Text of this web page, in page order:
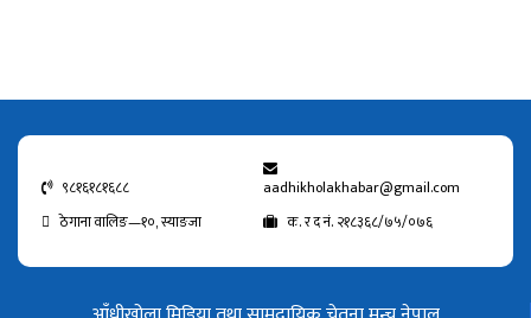
९८१६१८१६८८
aadhikholakhabar@gmail.com
ठेगाना वालिङ—१०, स्याङजा
क. र द नं. २१८३६८/७५/०७६